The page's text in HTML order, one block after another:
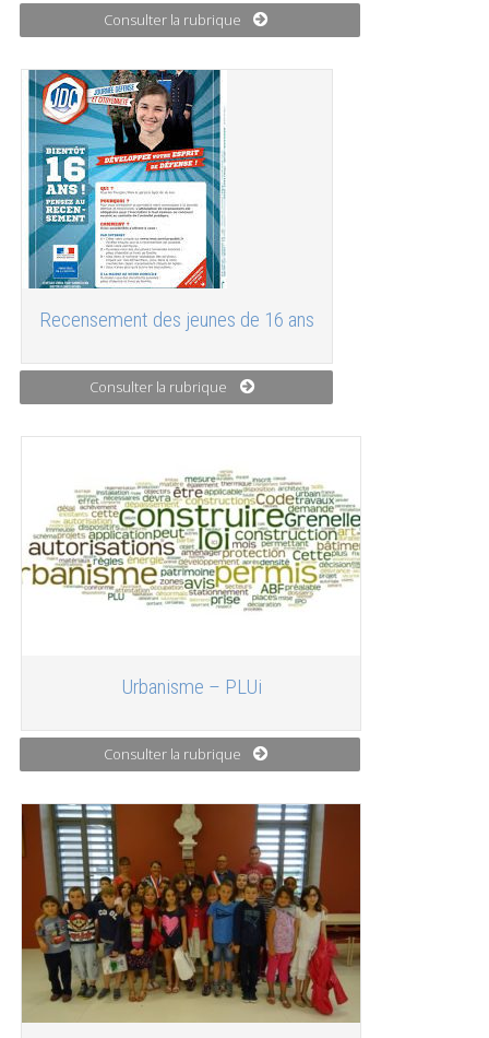
Consulter la rubrique
Recensement des jeunes de 16 ans
Consulter la rubrique
Urbanisme – PLUi
Consulter la rubrique